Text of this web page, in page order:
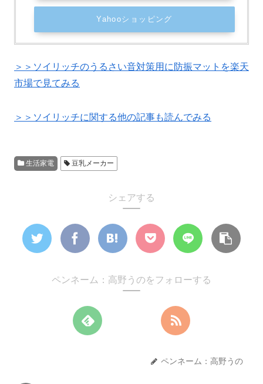
Yahooショッピング
＞＞ソイリッチのうるさい音対策用に防振マットを楽天
市場で見てみる
＞＞ソイリッチに関する他の記事も読んでみる
生活家電 豆乳メーカー
シェアする
ペンネーム：高野うのをフォローする
ペンネーム：高野うの